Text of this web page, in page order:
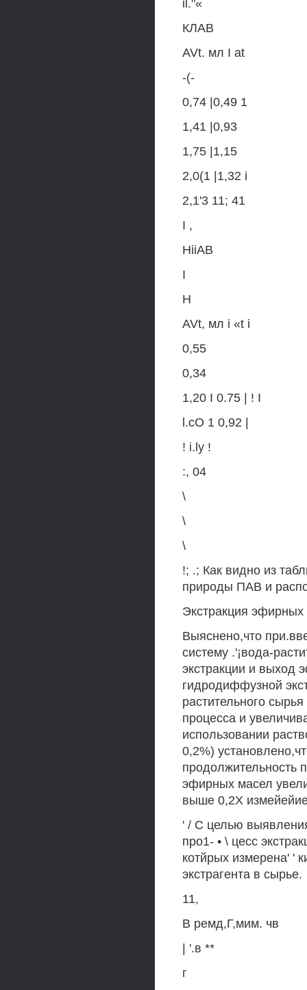
il."«
КЛАВ
AVt. мл I at
-(-
0,74 |0,49 1
1,41 |0,93
1,75 |1,15
2,0(1 |1,32 i
2,1'3 11; 41
I ,
HiiAB
I
H
AVt, мл i «t i
0,55
0,34
1,20 I 0.75 | ! I
l.cO 1 0,92 |
! i.ly !
:, 04
\
\
\
!; .; Как видно из
природы ПАВ и
Экстракция
Выяснено,что
систему .'¡вода-
экстракции и выход
гидродиффузной
растительного
процесса и
использовании
0,2%)
продолжительность
эфирных масел
выше 0,2X
' / С целью
про1- • \ цесс
котйрых измерена' '
экстрагента в сырье.
11,
В ремд,Г,мим. чв
| '.в **
г